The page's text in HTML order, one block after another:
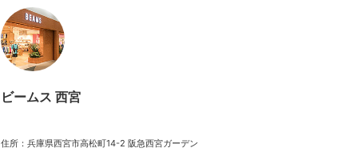
ビームス 西宮
住所：兵庫県西宮市高松町14-2 阪急西宮ガーデン